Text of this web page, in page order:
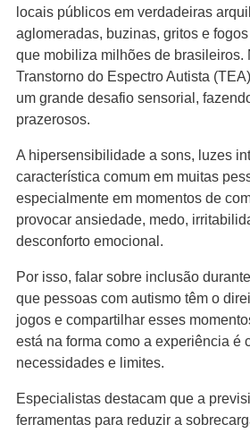
locais públicos em verdadeiras
aglomeradas, buzinas, gritos e
que mobiliza milhões de brasileiros.
Transtorno do Espectro Autista
um grande desafio sensorial,
prazerosos.
A hipersensibilidade a sons, luzes
característica comum em muitas
especialmente em momentos de
provocar ansiedade, medo,
desconforto emocional.
Por isso, falar sobre inclusão
que pessoas com autismo têm o
jogos e compartilhar esses
está na forma como a experiência é
necessidades e limites.
Especialistas destacam que a
ferramentas para reduzir a